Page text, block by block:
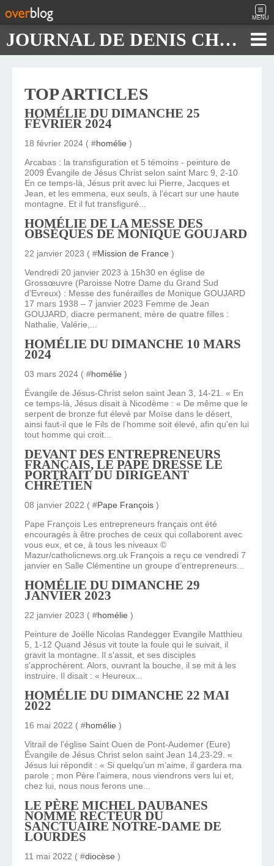
MENU
JOURNAL DE DENIS CHAUTARD
TOP ARTICLES
HOMÉLIE DU DIMANCHE 25
FÉVRIER 2024
18 février 2024 ( #homélie )
Arcabas : la transfiguration et 5 témoins - peinture de
2009 Évangile de Jésus Christ selon saint Marc 9, 2-10
En ce temps-là, Jésus prit avec lui Pierre, Jacques et
Jean, et les emmena, eux seuls, à l’écart sur une haute
montagne. Et il fut transfiguré...
HOMÉLIE DE LA MESSE DES
OBSÈQUES DE MONIQUE GOUJARD
22 janvier 2023 ( #Mission de France )
Vendredi 20 janvier 2023 à 15h30 en église de
Grossœuvre (Paroisse Notre Dame du Grand Sud
d’Evreux) : Messe des funérailles de Monique GOUJARD
17 mars 1938 – 7 janvier 2023 Femme de Jean
GOUJARD, diacre permanent, mère de quatre filles :
Nathalie, Valérie,...
HOMÉLIE DU DIMANCHE 10 MARS
2024
03 mars 2024 ( #homélie )
Évangile de Jésus-Christ selon saint Jean 3, 14-21. « En
ce temps-là, Jésus disait à Nicodème : « De même que le
serpent de bronze fut élevé par Moïse dans le désert,
ainsi faut-il que le Fils de l’homme soit élevé, afin qu’en lui
tout homme qui croit...
DEVANT DES ENTREPRENEURS
FRANÇAIS, LE PAPE DRESSE LE
PORTRAIT DU DIRIGEANT
CHRÉTIEN
08 janvier 2022 ( #Pape François )
Pape François Les entrepreneurs français ont été
encouragés à être proches de ceux qui collaborent avec
vous eux, et ce, à tous les niveaux ©
Mazur/catholicnews.org.uk François a reçu ce vendredi 7
janvier en Salle Clémentine un groupe d’entrepreneurs...
HOMÉLIE DU DIMANCHE 29
JANVIER 2023
22 janvier 2023 ( #homélie )
Peinture de Joëlle Nicolas Randegger Evangile Matthieu
5, 1-12 Quand Jésus vit toute la foule qui le suivait, il
gravit la montagne. Il s'assit, et ses disciples
s'approchèrent. Alors, ouvrant la bouche, il se mit à les
instruire. Il disait : « Heureux...
HOMÉLIE DU DIMANCHE 22 MAI
2022
16 mai 2022 ( #homélie )
Vitrail de l'église Saint Ouen de Pont-Audemer (Eure)
Évangile de Jésus Christ selon saint Jean 14,23-29. «
Jésus lui répondit : « Si quelqu’un m’aime, il gardera ma
parole ; mon Père l’aimera, nous viendrons vers lui et,
chez lui, nous nous ferons une...
LE PÈRE MICHEL DAUBANES
NOMMÉ RECTEUR DU
SANCTUAIRE NOTRE-DAME DE
LOURDES
11 mai 2022 ( #diocèse )